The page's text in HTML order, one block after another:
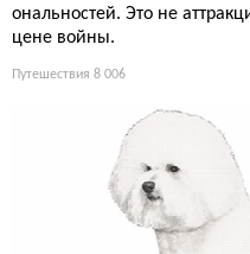
ональностей. Это не
цене войны.
Путешествия 8 006